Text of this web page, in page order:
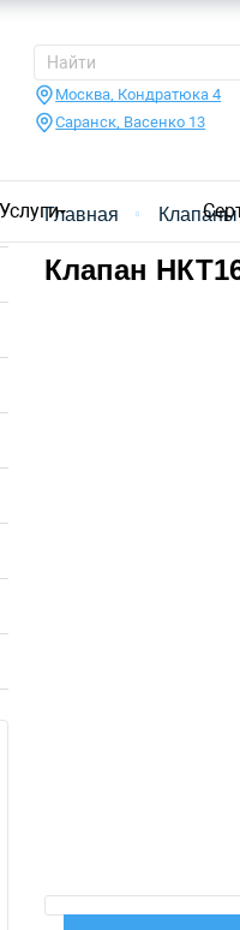
Москва, Кондратюка 4
Саранск, Васенко 13
УслугиГлавная
Клапан